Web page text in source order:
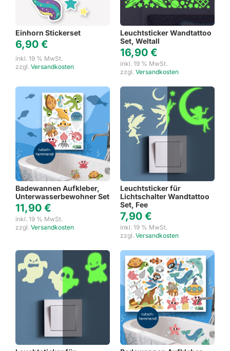
Einhorn Stickerset
6,90 €
inkl. 19 % MwSt.
zzgl. Versandkosten
Leuchtsticker Wandtattoo
Set, Weltall
16,90 €
inkl. 19 % MwSt.
zzgl. Versandkosten
Badewannen Aufkleber,
Unterwasserbewohner Set
11,90 €
inkl. 19 % MwSt.
zzgl. Versandkosten
Leuchtsticker für
Lichtschalter Wandtattoo
Set, Fee
7,90 €
inkl. 19 % MwSt.
zzgl. Versandkosten